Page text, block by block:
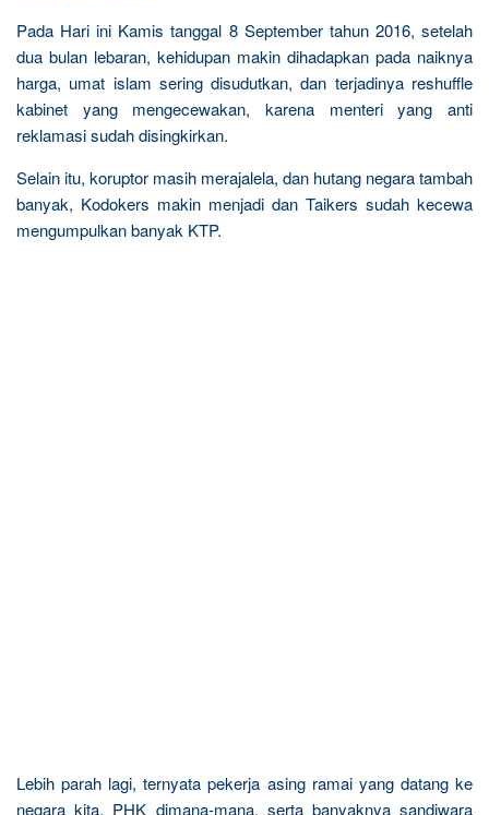
Pada Hari ini Kamis tanggal 8 September tahun 2016, setelah
dua bulan lebaran, kehidupan makin dihadapkan pada naiknya
harga, umat islam sering disudutkan, dan terjadinya reshuffle
kabinet yang mengecewakan, karena menteri yang anti
reklamasi sudah disingkirkan.
Selain itu, koruptor masih merajalela, dan hutang negara tambah
banyak, Kodokers makin menjadi dan Taikers sudah kecewa
mengumpulkan banyak KTP.
Lebih parah lagi, ternyata pekerja asing ramai yang datang ke
negara kita, PHK dimana-mana, serta banyaknya sandiwara